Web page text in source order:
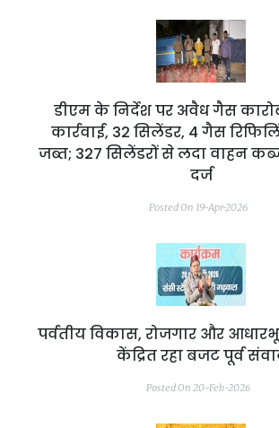
डीएम के निर्देश पर अवैध गैस
कार्रवाई, 32 सिलेंडर, 4 गैस
जब्त; 327 सिलेंडरों से लदा वाहन
दर्ज
Posted On 19-Apr-2026
पर्वतीय विकास, रोजगार और
केंद्रित रहा बजट पूर्व
Posted On 20-Feb-2026